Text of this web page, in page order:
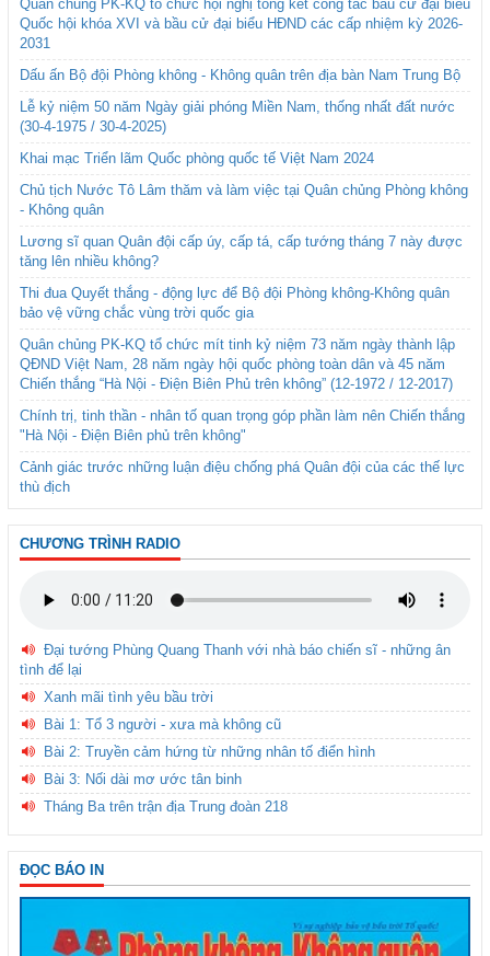
Quân chủng PK-KQ tổ chức hội nghị tổng kết công tác bầu cử đại biểu
Quốc hội khóa XVI và bầu cử đại biểu HĐND các cấp nhiệm kỳ 2026-
2031
Dấu ấn Bộ đội Phòng không - Không quân trên địa bàn Nam Trung Bộ
Lễ kỷ niệm 50 năm Ngày giải phóng Miền Nam, thống nhất đất nước
(30-4-1975 / 30-4-2025)
Khai mạc Triển lãm Quốc phòng quốc tế Việt Nam 2024
Chủ tịch Nước Tô Lâm thăm và làm việc tại Quân chủng Phòng không
- Không quân
Lương sĩ quan Quân đội cấp úy, cấp tá, cấp tướng tháng 7 này được
tăng lên nhiều không?
Thi đua Quyết thắng - động lực để Bộ đội Phòng không-Không quân
bảo vệ vững chắc vùng trời quốc gia
Quân chủng PK-KQ tổ chức mít tinh kỷ niệm 73 năm ngày thành lập
QĐND Việt Nam, 28 năm ngày hội quốc phòng toàn dân và 45 năm
Chiến thắng “Hà Nội - Điện Biên Phủ trên không” (12-1972 / 12-2017)
Chính trị, tinh thần - nhân tố quan trọng góp phần làm nên Chiến thắng
"Hà Nội - Điện Biên phủ trên không"
Cảnh giác trước những luận điệu chống phá Quân đội của các thế lực
thù địch
CHƯƠNG TRÌNH RADIO
Đại tướng Phùng Quang Thanh với nhà báo chiến sĩ - những ân
tình để lại
Xanh mãi tình yêu bầu trời
Bài 1: Tổ 3 người - xưa mà không cũ
Bài 2: Truyền cảm hứng từ những nhân tố điển hình
Bài 3: Nối dài mơ ước tân binh
Tháng Ba trên trận địa Trung đoàn 218
ĐỌC BÁO IN